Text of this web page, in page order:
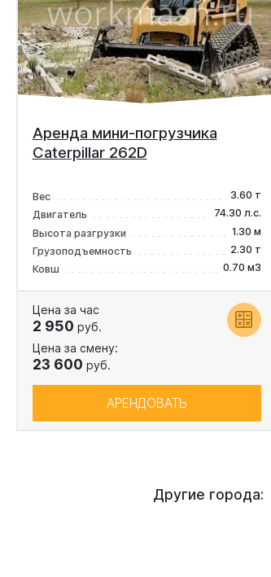
Аренда мини-погрузчика
Caterpillar 262D
Вес
3.60 т
Двигатель
74.30 л.с.
Высота разгрузки
1.30 м
Грузоподъемность
2.30 т
Ковш
0.70 м3
Цена за час
2 950 руб.
Цена за смену:
23 600 руб.
АРЕНДОВАТЬ
Другие города: